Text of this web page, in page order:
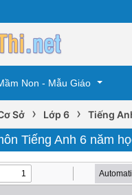
Non - Mẫu Giáo
Sở › Lớp 6 › Tiếng
Tiếng Anh 6 năm